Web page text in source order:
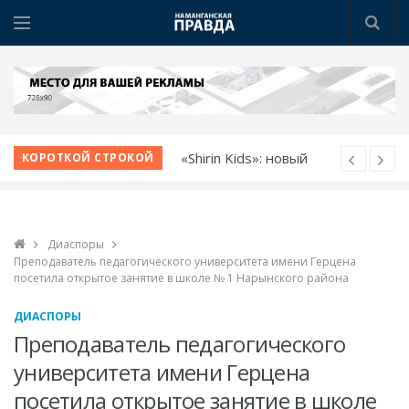
КОРОТКОЙ СТРОКОЙ
«Shirin Kids»: новый
Язык возможностей:
Прокурор области
обсудил с молодежью
идеи и проблемы
Диаспоры
Преподаватель педагогического университета имени Герцена
посетила открытое занятие в школе № 1 Нарынского района
ДИАСПОРЫ
Преподаватель педагогического
университета имени Герцена
посетила открытое занятие в школе